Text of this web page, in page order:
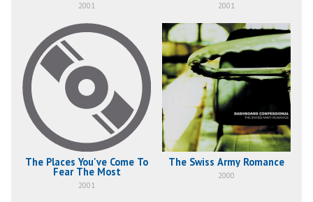
2001 2001
The Places You've Come To
Fear The Most
2001
The Swiss Army Romance
2000